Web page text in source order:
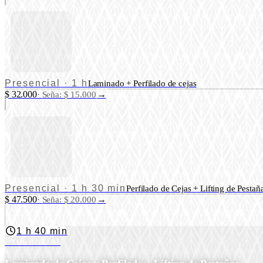
Presencial · 1 hLaminado + Perfilado de cejas
$ 32.000· Seña: $ 15.000 →
Presencial · 1 h 30 minPerfilado de Cejas + Lifting de
$ 47.500· Seña: $ 20.000 →
1 h 40 min